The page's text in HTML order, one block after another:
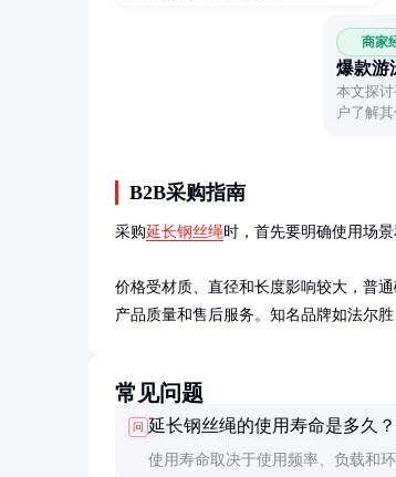
商家
爆款游
本文探
户了解
B2B采购指南
采购延长钢丝绳时，首先要明确使用场
价格受材质、直径和长度影响较大，普
产品质量和售后服务。知名品牌如法尔
常见问题
问 延长钢丝绳的使用寿命是多久？
使用寿命取决于使用频率、负载和